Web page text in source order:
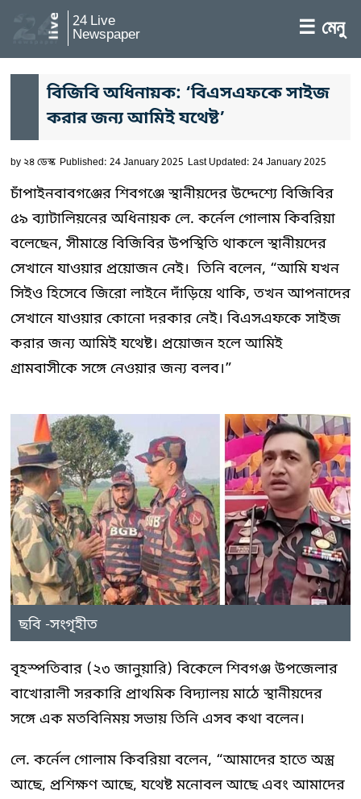
24 Live
Newspaper ☰ মেনু
বিজিবি অধিনায়ক: ‘বিএসএফকে সাইজ
করার জন্য আমিই যথেষ্ট’
by২৪ ডেস্ক Published: 24 January 2025 Last Updated: 24 January 2025
চাঁপাইনবাবগঞ্জের শিবগঞ্জে স্থানীয়দের উদ্দেশ্যে বিজিবির
৫৯ ব্যাটালিয়নের অধিনায়ক লে. কর্নেল গোলাম কিবরিয়া
বলেছেন, সীমান্তে বিজিবির উপস্থিতি থাকলে স্থানীয়দের
সেখানে যাওয়ার প্রয়োজন নেই। তিনি বলেন, “আমি যখন
সিইও হিসেবে জিরো লাইনে দাঁড়িয়ে থাকি, তখন আপনাদের
সেখানে যাওয়ার কোনো দরকার নেই। বিএসএফকে সাইজ
করার জন্য আমিই যথেষ্ট। প্রয়োজন হলে আমিই
গ্রামবাসীকে সঙ্গে নেওয়ার জন্য বলব।”
ছবি -সংগৃহীত
বৃহস্পতিবার (২৩ জানুয়ারি) বিকেলে শিবগঞ্জ উপজেলার
বাখোরালী সরকারি প্রাথমিক বিদ্যালয় মাঠে স্থানীয়দের
সঙ্গে এক মতবিনিময় সভায় তিনি এসব কথা বলেন।
লে. কর্নেল গোলাম কিবরিয়া বলেন, “আমাদের হাতে অস্ত্র
আছে, প্রশিক্ষণ আছে, যথেষ্ট মনোবল আছে এবং আমাদের